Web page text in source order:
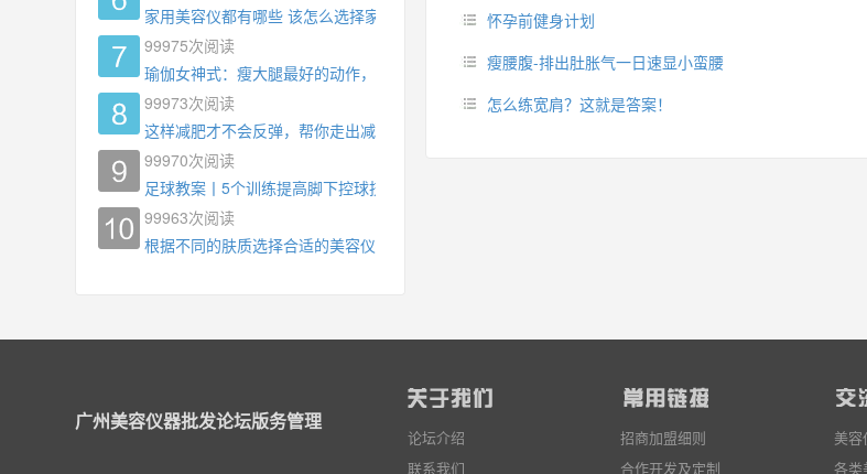
怀孕前健身计划
瘦腰腹-排出肚胀气一日速显小蛮腰
怎么练宽肩？这就是答案！
家用美容仪都有哪些 该怎么选择家用美容仪
99975次阅读
瑜伽女神式：瘦大腿最好的动作，没有之一，为什么你练了没效果？
99973次阅读
这样减肥才不会反弹，帮你走出减肥瓶颈
99970次阅读
足球教案丨5个训练提高脚下控球技术
99963次阅读
根据不同的肤质选择合适的美容仪器
广州美容仪器批发论坛版务管理
论坛介绍
联系我们
招商加盟细则
合作开发及定制
美
各类